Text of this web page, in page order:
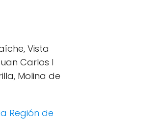
Vista
Carlos I
Molina de
Región de